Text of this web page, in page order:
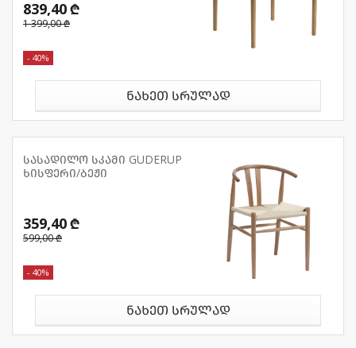
839,40 ₾
1 399,00 ₾
- 40%
ნახეთ სრულად
სასადილო სკამი GUDERUP
ხისფერი/ბეჟი
359,40 ₾
599,00 ₾
- 40%
ნახეთ სრულად